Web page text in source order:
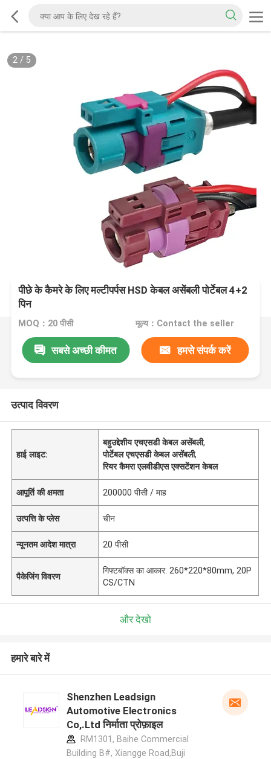
2/ 5
पीछे के कैमरे के लिए मल्टीपर्पस HSD केबल असेंबली पोर्टेबल 4+2
पिन
MOQ：20 पीसी मूल्य：Contact the seller
सबसे अच्छी कीमत हमसे संपर्क करें
उत्पाद विवरण
हाई लाइट:
बहुउद्देशीय एचएसडी केबल असेंबली,
पोर्टेबल एचएसडी केबल असेंबली,
रियर कैमरा एलवीडीएस एक्सटेंशन केबल
आपूर्ति की क्षमता 200000 पीसी / माह
उत्पत्ति के प्लेस चीन
न्यूनतम आदेश मात्रा 20 पीसी
पैकेजिंग विवरण
गिफ्टबॉक्स का आकार: 260*220*80mm, 20P
CS/CTN
और देखो
हमारे बारे में
Shenzhen Leadsign
Automotive Electronics
Co,.Ltd निर्माता प्रोफ़ाइल
RM1301, Baihe Commercial
Building B#, Xiangge Road,Buji